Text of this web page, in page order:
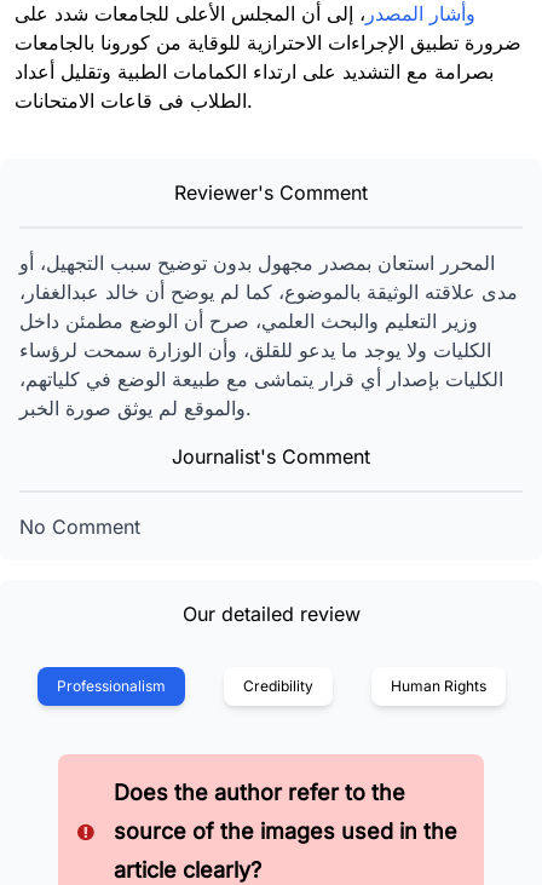
وأشار المصدر ، إلى أن المجلس الأعلى للجامعات شدد على
ضرورة تطبيق الإجراءات الاحترازية للوقاية من كورونا بالجامعات
بصرامة مع التشديد على ارتداء الكمامات الطبية وتقليل أعداد
الطلاب فى قاعات الامتحانات.
Reviewer's Comment
المحرر استعان بمصدر مجهول بدون توضيح سبب التجهيل، أو
مدى علاقته الوثيقة بالموضوع، كما لم يوضح أن خالد عبدالغفار،
وزير التعليم والبحث العلمي، صرح أن الوضع مطمئن داخل
الكليات ولا يوجد ما يدعو للقلق، وأن الوزارة سمحت لرؤساء
الكليات بإصدار أي قرار يتماشى مع طبيعة الوضع في كلياتهم،
والموقع لم يوثق صورة الخبر.
Journalist's Comment
No Comment
Our detailed review
Professionalism Credibility Human Rights
Does the author refer to the
source of the images used in the
article clearly?